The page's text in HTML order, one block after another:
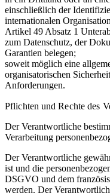
einschließlich der
internationalen
Artikel 49 Absatz 1
zum Datenschutz, der
Garantien belegen;
soweit möglich eine
organisatorischen
Anforderungen.
Pflichten und Rechte des
Der Verantwortliche
Verarbeitung
Der Verantwortliche
ist und die
DSGVO und dem
werden. Der